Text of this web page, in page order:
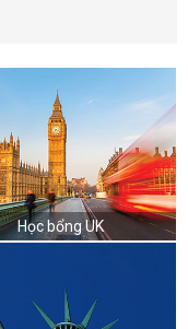
Học bổng UK